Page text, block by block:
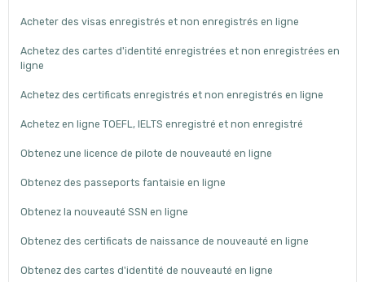
Acheter des visas enregistrés et non enregistrés en ligne
Achetez des cartes d'identité enregistrées et non enregistrées en
ligne
Achetez des certificats enregistrés et non enregistrés en ligne
Achetez en ligne TOEFL, IELTS enregistré et non enregistré
Obtenez une licence de pilote de nouveauté en ligne
Obtenez des passeports fantaisie en ligne
Obtenez la nouveauté SSN en ligne
Obtenez des certificats de naissance de nouveauté en ligne
Obtenez des cartes d'identité de nouveauté en ligne